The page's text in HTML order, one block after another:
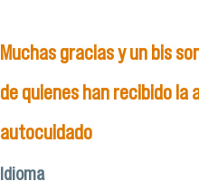
Muchas gracias y un bis
de quienes han recibido
autocuidado
Idioma